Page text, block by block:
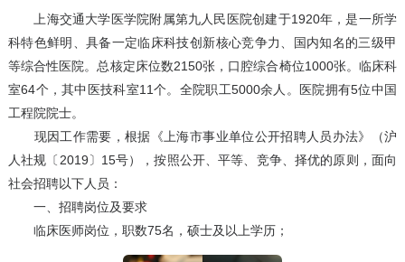
上海交通大学医学院附属第九人民医院创建于1920年，是一所学
科特色鲜明、具备一定临床科技创新核心竞争力、国内知名的三级甲
等综合性医院。总核定床位数2150张，口腔综合椅位1000张。临床科
室64个，其中医技科室11个。全院职工5000余人。医院拥有5位中国
工程院院士。
现因工作需要，根据《上海市事业单位公开招聘人员办法》（沪
人社规〔2019〕15号），按照公开、平等、竞争、择优的原则，面向
社会招聘以下人员：
一、招聘岗位及要求
临床医师岗位，职数75名，硕士及以上学历；